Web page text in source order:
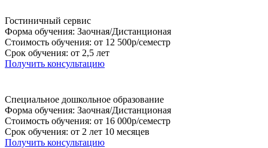
Гостиничный сервис
Форма обучения: Заочная/Дистанционая
Стоимость обучения: от 12 500р/семестр
Срок обучения: от 2,5 лет
Получить консультацию
Специальное дошкольное образование
Форма обучения: Заочная/Дистанционая
Стоимость обучения: от 16 000р/семестр
Срок обучения: от 2 лет 10 месяцев
Получить консультацию